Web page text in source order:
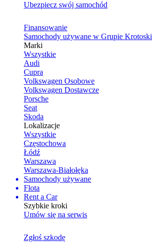
Ubezpiecz swój samochód
Finansowanie
Samochody używane w Grupie Krotoski
Marki
Wszystkie
Audi
Cupra
Volkswagen Osobowe
Volkswagen Dostawcze
Porsche
Seat
Skoda
Lokalizacje
Wszystkie
Częstochowa
Łódź
Warszawa
Warszawa-Białołęka
Samochody używane
Flota
Rent a Car
Szybkie kroki
Umów się na serwis
Zgłoś szkodę